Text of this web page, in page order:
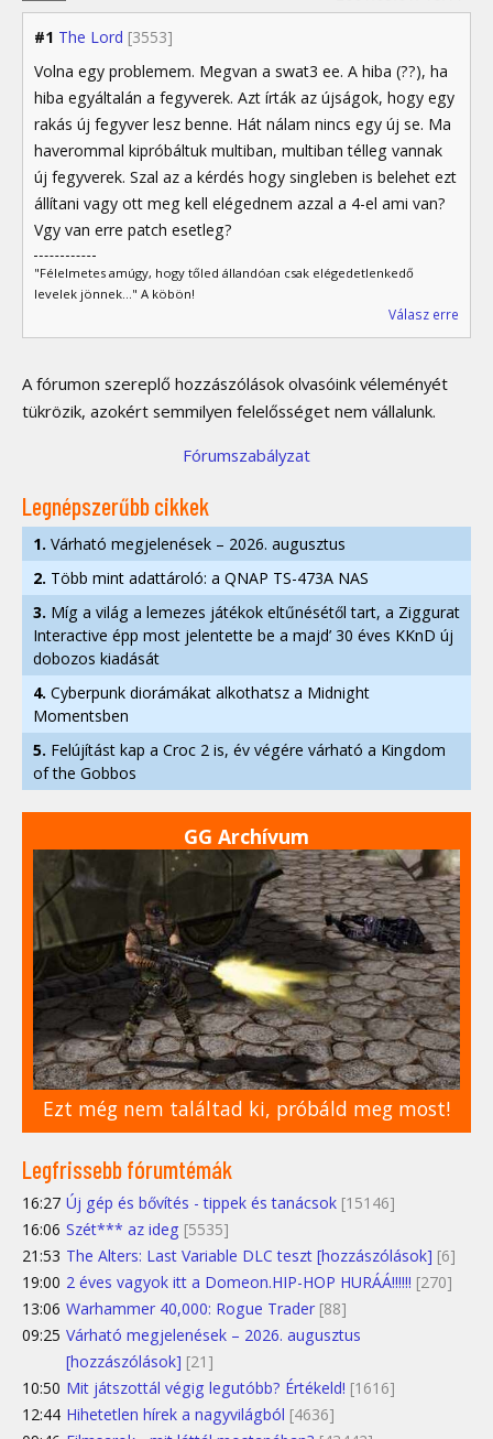
#1 The Lord [3553]
Volna egy problemem. Megvan a swat3 ee. A hiba (??), ha
hiba egyáltalán a fegyverek. Azt írták az újságok, hogy egy
rakás új fegyver lesz benne. Hát nálam nincs egy új se. Ma
haverommal kipróbáltuk multiban, multiban télleg vannak
új fegyverek. Szal az a kérdés hogy singleben is belehet ezt
állítani vagy ott meg kell elégednem azzal a 4-el ami van?
Vgy van erre patch esetleg?
"Félelmetes amúgy, hogy tőled állandóan csak elégedetlenkedő
levelek jönnek..." A köbön!
Válasz erre
A fórumon szereplő hozzászólások olvasóink véleményét
tükrözik, azokért semmilyen felelősséget nem vállalunk.
Fórumszabályzat
Legnépszerűbb cikkek
1. Várható megjelenések – 2026. augusztus
2. Több mint adattároló: a QNAP TS-473A NAS
3. Míg a világ a lemezes játékok eltűnésétől tart, a Ziggurat
Interactive épp most jelentette be a majd’ 30 éves KKnD új
dobozos kiadását
4. Cyberpunk diorámákat alkothatsz a Midnight
Momentsben
5. Felújítást kap a Croc 2 is, év végére várható a Kingdom
of the Gobbos
GG Archívum
Ezt még nem találtad ki, próbáld meg most!
Legfrissebb fórumtémák
16:27 Új gép és bővítés - tippek és tanácsok [15146]
16:06 Szét*** az ideg [5535]
21:53 The Alters: Last Variable DLC teszt [hozzászólások] [6]
19:00 2 éves vagyok itt a Domeon.HIP-HOP HURÁÁ!!!!!! [270]
13:06 Warhammer 40,000: Rogue Trader [88]
09:25 Várható megjelenések – 2026. augusztus
[hozzászólások] [21]
10:50 Mit játszottál végig legutóbb? Értékeld! [1616]
12:44 Hihetetlen hírek a nagyvilágból [4636]